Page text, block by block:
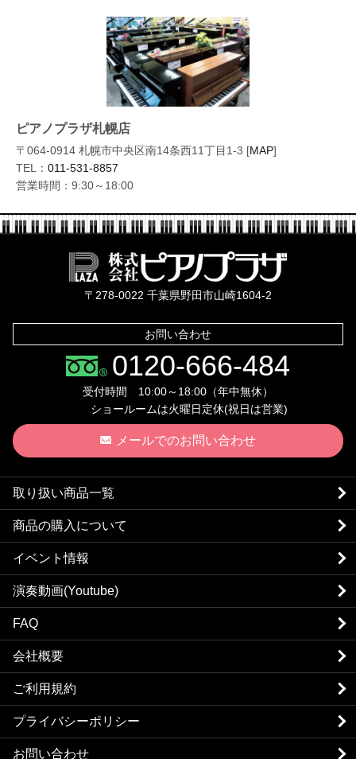
ピアノプラザ札幌店
〒064-0914 札幌市中央区南14条西11丁目1-3 [MAP]
TEL： 011-531-8857
営業時間：9:30～18:00
〒278-0022 千葉県野田市山崎1604-2
お問い合わせ
0120-666-484
受付時間 10:00～18:00（年中無休）
ショールームは火曜日定休(祝日は営業)
メールでのお問い合わせ
取り扱い商品一覧
商品の購入について
イベント情報
演奏動画(Youtube)
FAQ
会社概要
ご利用規約
プライバシーポリシー
お問い合わせ